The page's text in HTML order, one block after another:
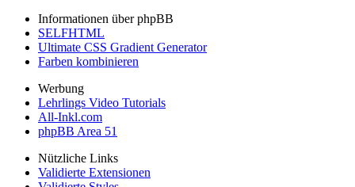
Informationen über phpBB
SELFHTML
Ultimate CSS Gradient Generator
Farben kombinieren
Werbung
Lehrlings Video Tutorials
All-Inkl.com
phpBB Area 51
Nützliche Links
Validierte Extensionen